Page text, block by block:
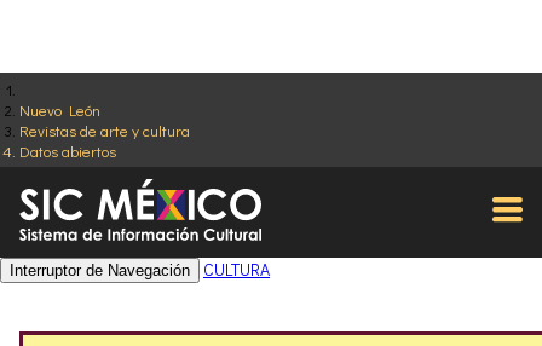
Nuevo León
Revistas de arte y cultura
Datos abiertos
Interruptor de Navegación CULTURA